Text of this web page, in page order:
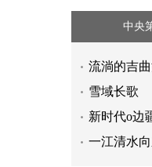
中央
流淌的吉
雪域长歌
新时代o
一江清水
在新的起